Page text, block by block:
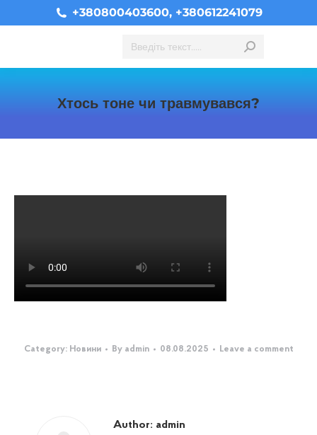
+380800403600, +380612241079
Search:
Хтось тоне чи травмувався?
Category: Новини By admin 08.08.2025 Leave a comment
Author: admin